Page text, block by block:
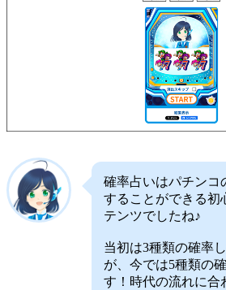
確率占いはパチンコ
することができる初
テンツでしたね♪
当初は3種類の確率
が、今では5種類の
す！時代の流れに合